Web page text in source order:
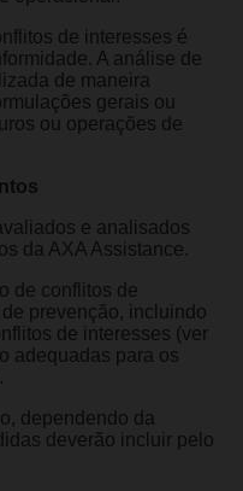
de interesses é
A análise de
de maneira
gerais ou
ou operações de
e analisados
da AXA Assistance.
de conflitos de
prevenção, incluindo
de interesses (ver
adequadas para os
dependendo da
deverão incluir pelo